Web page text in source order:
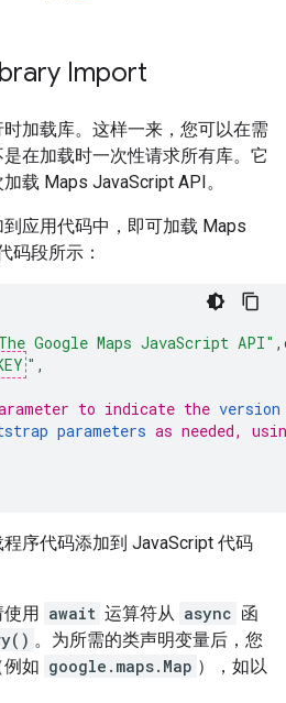
Import
加载库。这样一来，您可以在需
在加载时一次性请求所有库。它
载 Maps JavaScript API。
应用代码中，即可加载 Maps
码段所示：
Google Maps JavaScript API" ,
" ,
to indicate the version
parameters as needed,
序代码添加到 JavaScript 代码
用 await 运算符从 async 函
。为所需的类声明变量后，您
如 google.maps.Map ），如以